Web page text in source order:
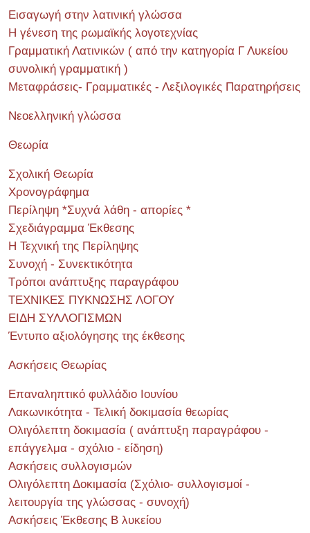
Εισαγωγή στην λατινική γλώσσα
Η γένεση της ρωμαϊκής λογοτεχνίας
Γραμματική Λατινικών ( από την κατηγορία Γ Λυκείου
συνολική γραμματική )
Μεταφράσεις- Γραμματικές - Λεξιλογικές Παρατηρήσεις
Νεοελληνική γλώσσα
Θεωρία
Σχολική Θεωρία
Χρονογράφημα
Περίληψη *Συχνά λάθη - απορίες *
Σχεδιάγραμμα Έκθεσης
Η Τεχνική της Περίληψης
Συνοχή - Συνεκτικότητα
Τρόποι ανάπτυξης παραγράφου
ΤΕΧΝΙΚΕΣ ΠΥΚΝΩΣΗΣ ΛΟΓΟΥ
ΕΙΔΗ ΣΥΛΛΟΓΙΣΜΩΝ
Έντυπο αξιολόγησης της έκθεσης
Ασκήσεις Θεωρίας
Επαναληπτικό φυλλάδιο Ιουνίου
Λακωνικότητα - Τελική δοκιμασία θεωρίας
Ολιγόλεπτη δοκιμασία ( ανάπτυξη παραγράφου -
επάγγελμα - σχόλιο - είδηση)
Ασκήσεις συλλογισμών
Ολιγόλεπτη Δοκιμασία (Σχόλιο- συλλογισμοί -
λειτουργία της γλώσσας - συνοχή)
Ασκήσεις Έκθεσης Β λυκείου